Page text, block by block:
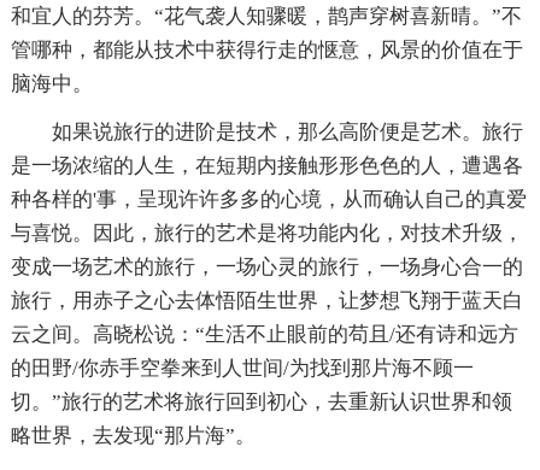
和宜人的芬芳。“花气袭人知骤暖，鹊声穿树喜新晴。”不
管哪种，都能从技术中获得行走的惬意，风景的价值在于
脑海中。
如果说旅行的进阶是技术，那么高阶便是艺术。旅行
是一场浓缩的人生，在短期内接触形形色色的人，遭遇各
种各样的'事，呈现许许多多的心境，从而确认自己的真爱
与喜悦。因此，旅行的艺术是将功能内化，对技术升级，
变成一场艺术的旅行，一场心灵的旅行，一场身心合一的
旅行，用赤子之心去体悟陌生世界，让梦想飞翔于蓝天白
云之间。高晓松说：“生活不止眼前的苟且/还有诗和远方
的田野/你赤手空拳来到人世间/为找到那片海不顾一
切。”旅行的艺术将旅行回到初心，去重新认识世界和领
略世界，去发现“那片海”。